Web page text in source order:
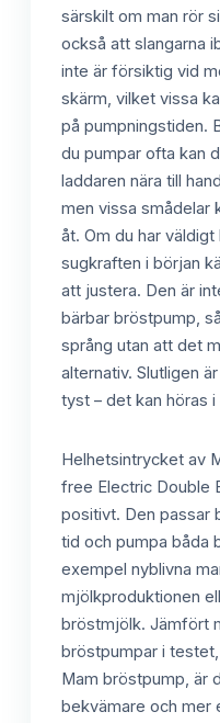
särskilt om man rör
också att slangarna
inte är försiktig vid
skärm, vilket vissa
på pumpningstiden.
du pumpar ofta kan
laddaren nära till
men vissa smådelar
åt. Om du har
sugkraften i början
att justera. Den är
bärbar bröstpump,
språng utan att det
alternativ. Slutligen
tyst – det kan höras
Helhetsintrycket av
free Electric Double
positivt. Den passar
tid och pumpa båda
exempel nyblivna
mjölkproduktionen
bröstmjölk. Jämfört
bröstpumpar i
Mam bröstpump, är
bekvämare och mer